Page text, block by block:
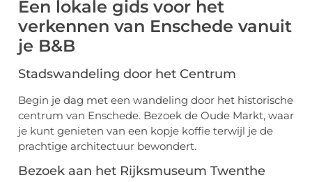
Een lokale gids voor het
verkennen van Enschede vanuit
je B&B
Stadswandeling door het Centrum
Begin je dag met een wandeling door het historische
centrum van Enschede. Bezoek de Oude Markt, waar
je kunt genieten van een kopje koffie terwijl je de
prachtige architectuur bewondert.
Bezoek aan het Rijksmuseum Twenthe